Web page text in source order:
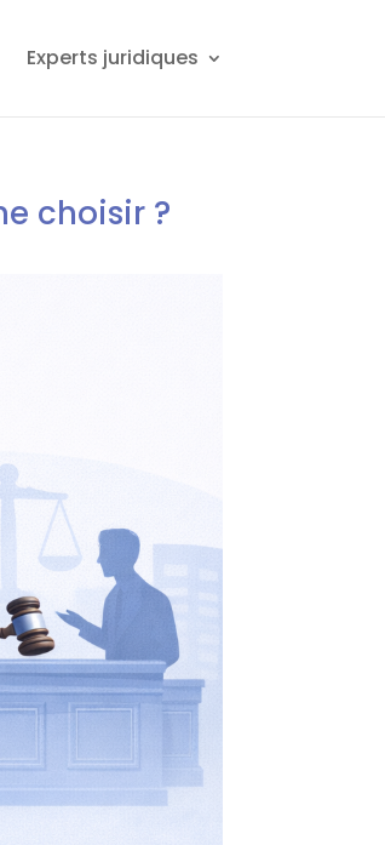
Experts juridiques
choisir ?